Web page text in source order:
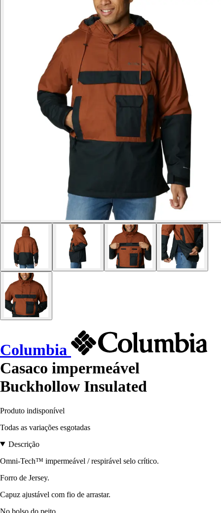
Columbia
Casaco impermeável
Buckhollow Insulated
Produto indisponível
Todas as variações esgotadas
Descrição
Omni-Tech™ impermeável / respirável selo crítico.
Forro de Jersey.
Capuz ajustável com fio de arrastar.
No bolso do peito.